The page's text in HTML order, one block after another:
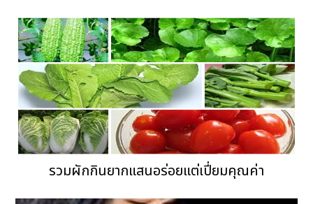
รวมผักกินยากแสนอร่อยแต่เปี่ยมคุณค่า